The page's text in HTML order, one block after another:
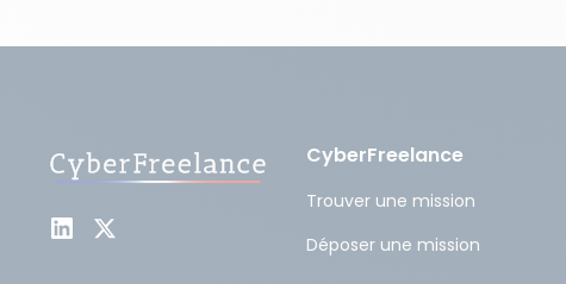
CyberFreelance
Trouver une mission
Déposer une mission